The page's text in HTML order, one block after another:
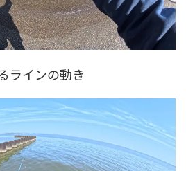
ラインの動き